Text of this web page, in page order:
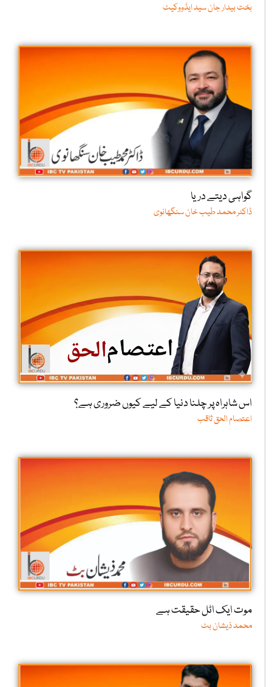
بخت بیدار جان سید ایڈووکیٹ
گواہی دیتے دریا
ڈاکٹر محمد طیب خان سنگھانوی
اس شاہراہ پر چلنا دنیا کے لیے کیوں ضروری ہے؟
اعتصام الحق ثاقب
موت ایک اٹل حقیقت ہے
محمد ذیشان بٹ